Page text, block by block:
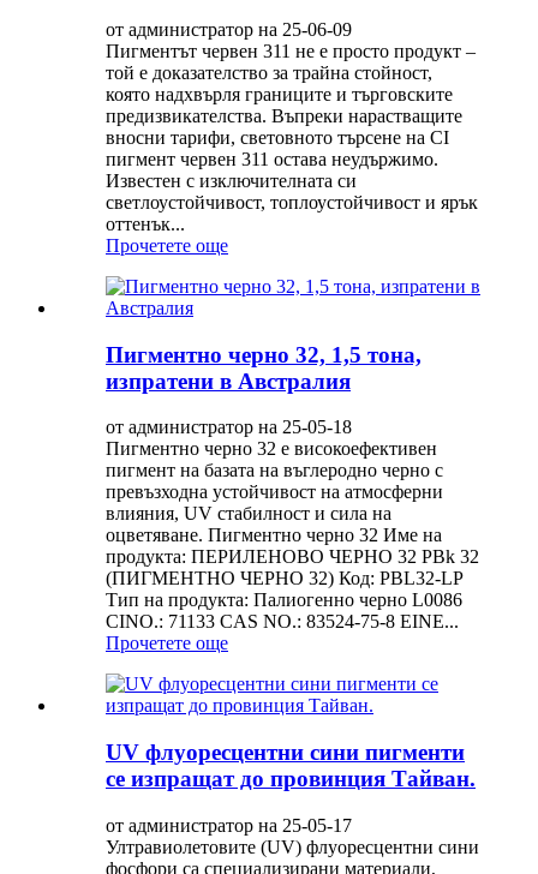
от администратор на 25-06-09
Пигментът червен 311 не е просто продукт –
той е доказателство за трайна стойност,
която надхвърля границите и търговските
предизвикателства. Въпреки нарастващите
вносни тарифи, световното търсене на CI
пигмент червен 311 остава неудържимо.
Известен с изключителната си
светлоустойчивост, топлоустойчивост и ярък
оттенък...
Прочетете още
Пигментно черно 32, 1,5 тона,
изпратени в Австралия
от администратор на 25-05-18
Пигментно черно 32 е високоефективен
пигмент на базата на въглеродно черно с
превъзходна устойчивост на атмосферни
влияния, UV стабилност и сила на
оцветяване. Пигментно черно 32 Име на
продукта: ПЕРИЛЕНОВО ЧЕРНО 32 PBk 32
(ПИГМЕНТНО ЧЕРНО 32) Код: PBL32-LP
Тип на продукта: Палиогенно черно L0086
CINO.: 71133 CAS NO.: 83524-75-8 EINE...
Прочетете още
UV флуоресцентни сини пигменти
се изпращат до провинция Тайван.
от администратор на 25-05-17
Ултравиолетовите (UV) флуоресцентни сини
фосфори са специализирани материали,